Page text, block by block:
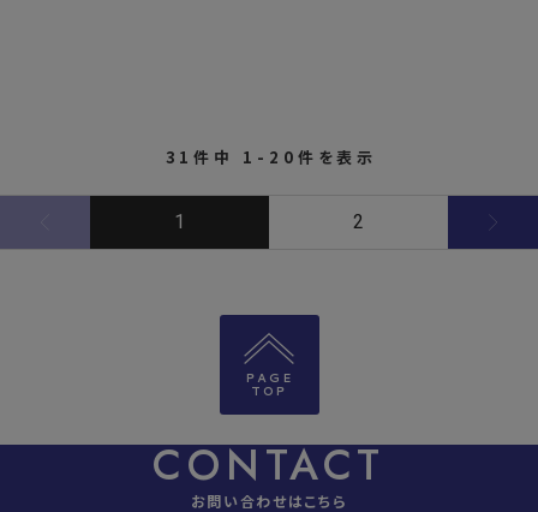
31件中 1-20件を表示
1 2
PAGE
TOP
CONTACT
お問い合わせはこちら